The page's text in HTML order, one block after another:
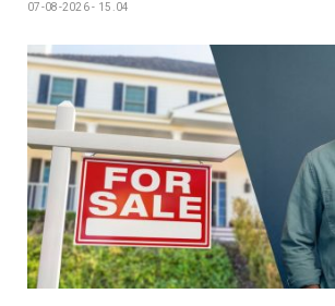
07-08-2026 - 15.04